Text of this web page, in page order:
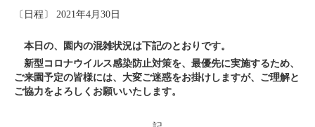
〔日程〕 2021年4月30日
本日の、園内の混雑状況は下記のとおりです。
新型コロナウイルス感染防止対策を、最優先に実施するため、
ご来園予定の皆様には、大変ご迷惑をお掛けしますが、ご理解と
ご協力をよろしくお願いいたします。